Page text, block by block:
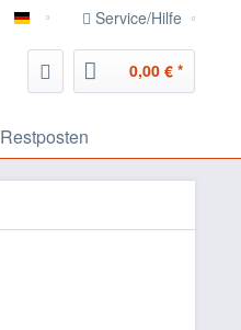
deutsch Service/Hilfe
0,00 € *
Restposten